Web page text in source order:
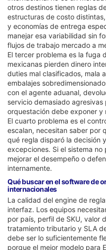
otros destinos tienen reglas
estructuras de costo
y economías de entrega
manejar esa variabilidad sin
flujos de trabajo mercado a
El tercer problema es la fuga
mexicanas pierden dinero
duties mal clasificados, mala
embalajes
con el agente aduanal,
servicio demasiado
orquestación debe exponer y
El cuarto problema es el
escalan, necesitan saber por
qué regla disparó la decisión
excepciones. Si el sistema
mejorar el desempeño o
internamente.
Qué buscar en el software de
internacionales
La calidad del engine de
interfaz. Los equipos
por país, perfil de SKU, valor
tratamiento tributario y SLA
debe ser lo suficientemente
porque el mejor modelo para